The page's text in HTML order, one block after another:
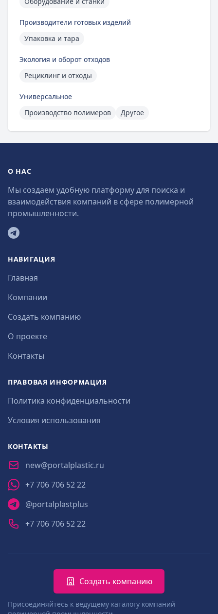
Производители готовых изделий
Упаковка и тара
Экология и оборот отходов
Рециклинг и отходы
Универсальное
Производство полимеров
Другое
О НАС
Мы создаем удобную платформу для поиска и
взаимодействия компаний в сфере полимерной
промышленности.
Telegram
НАВИГАЦИЯ
Главная
Компании
Создать компанию
О проекте
Контакты
ПРАВОВАЯ ИНФОРМАЦИЯ
Политика конфиденциальности
Условия использования
КОНТАКТЫ
new@portalplastic.ru
+7 706 706 52 22
@portalplastplus
+7 706 706 52 22
Создать компанию
Присоединяйтесь к ведущему каталогу компаний